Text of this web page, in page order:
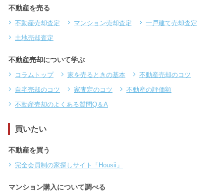
不動産を売る
不動産売却査定 マンション売却査定
一戸建て売却査定
土地売却査定
不動産売却について学ぶ
コラムトップ 家を売るときの基本
不動産売却のコツ
自宅売却のコツ
家査定のコツ
不動産の評価額
不動産売却のよくある質問Q＆A
買いたい
不動産を買う
完全会員制の家探しサイト「Housii」
マンション購入について調べる